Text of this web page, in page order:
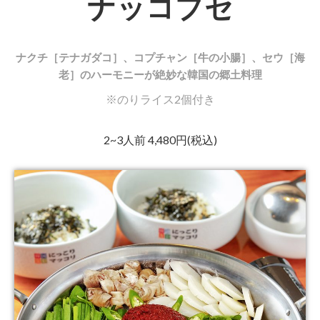
ナッコプセ
ナクチ［テナガダコ］、コプチャン［牛の小腸］ 、 セウ［海
老］のハーモニーが絶妙な韓国の郷土料理
※のりライス2個付き
2~3人前 4,480円(税込)